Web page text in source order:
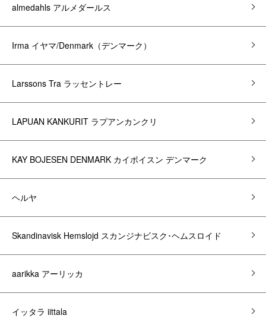
almedahls アルメダールス
Irma イヤマ/Denmark（デンマーク）
Larssons Tra ラッセントレー
LAPUAN KANKURIT ラプアンカンクリ
KAY BOJESEN DENMARK カイボイスン デンマーク
ヘルヤ
Skandinavisk Hemslojd スカンジナビスク･ヘムスロイド
aarikka アーリッカ
イッタラ iittala